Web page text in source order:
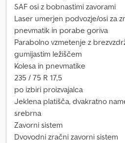
SAF osi z bobnastimi zavorami
Laser umerjen podvozje/osi za
pnevmatik in porabe goriva
Parabolno vzmetenje z
gumijastim ležiščem
Kolesa in pnevmatike
235 / 75 R 17,5
po izbiri proizvajalca
Jeklena platišča, dvakratno
srebrna
Zavorni sistem
Dvovodni zračni zavorni sistem